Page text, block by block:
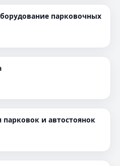
парковочных
и автостоянок